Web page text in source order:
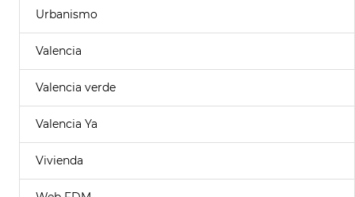
Urbanismo
Valencia
Valencia verde
Valencia Ya
Vivienda